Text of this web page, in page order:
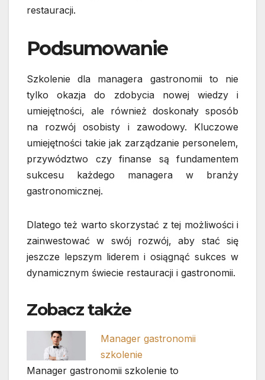
restauracji.
Podsumowanie
Szkolenie dla managera gastronomii to nie
tylko okazja do zdobycia nowej wiedzy i
umiejętności, ale również doskonały sposób
na rozwój osobisty i zawodowy. Kluczowe
umiejętności takie jak zarządzanie personelem,
przywództwo czy finanse są fundamentem
sukcesu każdego managera w branży
gastronomicznej.
Dlatego też warto skorzystać z tej możliwości i
zainwestować w swój rozwój, aby stać się
jeszcze lepszym liderem i osiągnąć sukces w
dynamicznym świecie restauracji i gastronomii.
Zobacz także
Manager gastronomii
szkolenie
Manager gastronomii szkolenie to